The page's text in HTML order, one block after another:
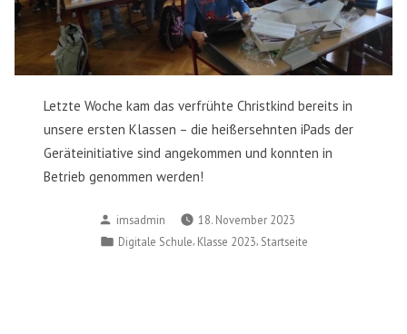
Letzte Woche kam das verfrühte Christkind bereits in
unsere ersten Klassen – die heißersehnten iPads der
Geräteinitiative sind angekommen und konnten in
Betrieb genommen werden!
Posted
by
imsadmin
18. November 2023
Posted
Digitale Schule Klasse 2023 Startseite